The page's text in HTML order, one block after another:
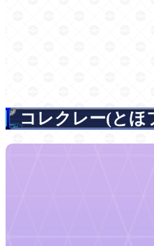
コレクレー(とほ